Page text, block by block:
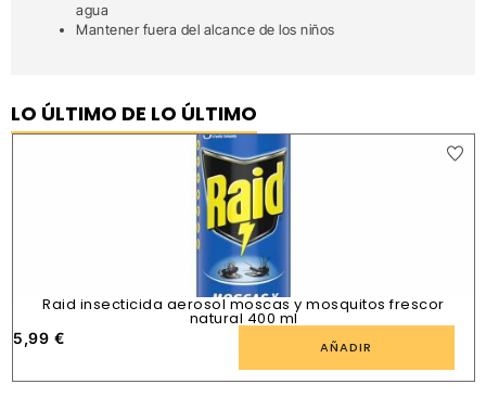
agua
Mantener fuera del alcance de los niños
LO ÚLTIMO DE LO ÚLTIMO
Raid insecticida aerosol moscas y mosquitos frescor
natural 400 ml
5,99 € AÑADIR